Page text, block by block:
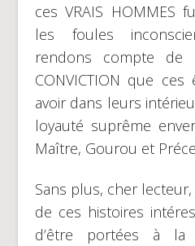
ces VRAIS HOMMES
les foules
rendons compte de
CONVICTION que
avoir dans leurs
loyauté suprême
Maître, Gourou et
Sans plus, cher lecteur,
de ces histoires
d’être portées à